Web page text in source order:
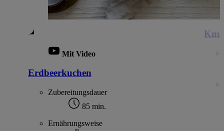
Mit Video
Erdbeerkuchen
Zubereitungsdauer
85 min.
Ernährungsweise